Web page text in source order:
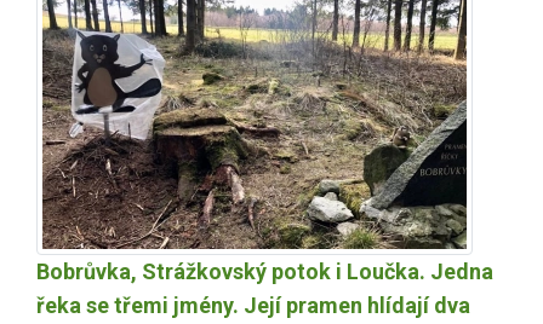
Bobrůvka, Strážkovský potok i Loučka. Jedna
řeka se třemi jmény. Její pramen hlídají dva